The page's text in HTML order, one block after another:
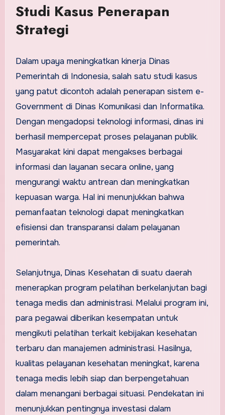
Studi Kasus Penerapan
Strategi
Dalam upaya meningkatkan kinerja Dinas
Pemerintah di Indonesia, salah satu studi kasus
yang patut dicontoh adalah penerapan sistem e-
Government di Dinas Komunikasi dan Informatika.
Dengan mengadopsi teknologi informasi, dinas ini
berhasil mempercepat proses pelayanan publik.
Masyarakat kini dapat mengakses berbagai
informasi dan layanan secara online, yang
mengurangi waktu antrean dan meningkatkan
kepuasan warga. Hal ini menunjukkan bahwa
pemanfaatan teknologi dapat meningkatkan
efisiensi dan transparansi dalam pelayanan
pemerintah.
Selanjutnya, Dinas Kesehatan di suatu daerah
menerapkan program pelatihan berkelanjutan bagi
tenaga medis dan administrasi. Melalui program ini,
para pegawai diberikan kesempatan untuk
mengikuti pelatihan terkait kebijakan kesehatan
terbaru dan manajemen administrasi. Hasilnya,
kualitas pelayanan kesehatan meningkat, karena
tenaga medis lebih siap dan berpengetahuan
dalam menangani berbagai situasi. Pendekatan ini
menunjukkan pentingnya investasi dalam